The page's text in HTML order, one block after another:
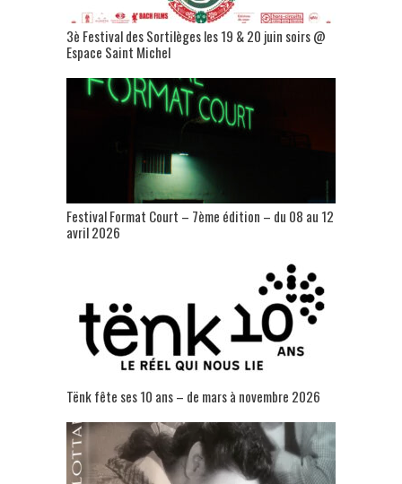
3è Festival des Sortilèges les 19 & 20 juin soirs @
Espace Saint Michel
Festival Format Court – 7ème édition – du 08 au 12
avril 2026
Tënk fête ses 10 ans – de mars à novembre 2026